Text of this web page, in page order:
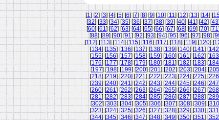
[1] [2] [3] [4] [5] [6] [7] [8] [9] [10] [11] [12] [13] [14] [
[32] [33] [34] [35] [36] [37] [38] [39] [40] [41] [42] [43
[60] [61] [62] [63] [64] [65] [66] [67] [68] [69] [70] [71
[88] [89] [90] [91] [92] [93] [94] [95] [96] [97] [98] [
[112] [113] [114] [115] [116] [117] [118] [119] [120] [
[134] [135] [136] [137] [138] [139] [140] [141] [142
[155] [156] [157] [158] [159] [160] [161] [162] [163
[176] [177] [178] [179] [180] [181] [182] [183] [184
[197] [198] [199] [200] [201] [202] [203] [204] [205
[218] [219] [220] [221] [222] [223] [224] [225] [226
[239] [240] [241] [242] [243] [244] [245] [246] [247
[260] [261] [262] [263] [264] [265] [266] [267] [268
[281] [282] [283] [284] [285] [286] [287] [288] [289
[302] [303] [304] [305] [306] [307] [308] [309] [310
[323] [324] [325] [326] [327] [328] [329] [330] [331
[344] [345] [346] [347] [348] [349] [350] [351] [352